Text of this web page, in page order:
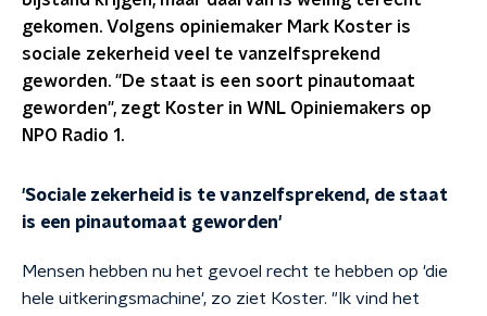
gekomen. Volgens opiniemaker Mark Koster is
sociale zekerheid veel te vanzelfsprekend
geworden. "De staat is een soort pinautomaat
geworden", zegt Koster in WNL Opiniemakers op
NPO Radio 1.
'Sociale zekerheid is te vanzelfsprekend, de staat
is een pinautomaat geworden'
Mensen hebben nu het gevoel recht te hebben op 'die
hele uitkeringsmachine', zo ziet Koster. "Ik vind het